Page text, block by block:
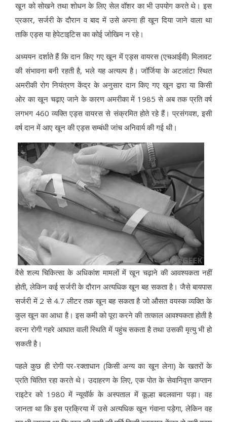
खून को सोखने तथा शोधन के लिए सेल वॉशर का भी उपयोग करते थे। इस
प्रकार, सर्जरी के दौरान व बाद में उसे अपना ही खून दिया जाने वाला था
ताकि एड्स या हेपेटाइटिस का कोई जोखिम न रहे।
अध्ययन दर्शाते हैं कि दान किए गए खून में एड्स वायरस (एचआईवी) मिलावट
की संभावना बनी रहती है, भले यह अत्यल्प है। जॉर्जिया के अटलांटा स्थित
अमरीकी रोग नियंत्रण केंद्र के अनुसार दान किए गए खून द्वारा या किसी
ओर का खून चढ़ाए जाने के कारण अमरीका में 1985 से अब तक प्रति वर्ष
लगभग 460 व्यक्ति एड्स वायरस से संक्रमित होते रहे हैं। प्रसंगवश, इसी
वर्ष दान में आए खून की एड्स सम्बंधी जांच अनिवार्य की गई थी।
वैसे शल्य चिकित्सा के अधिकांश मामलों में खून चढ़ाने की आवश्यकता नहीं
होती, लेकिन कई सर्जरी के दौरान अत्यधिक खून बह सकता है। जैसे बायपास
सर्जरी में 2 से 4.7 लीटर तक खून बह सकता है जो औसत वयस्क व्यक्ति के
कुल खून का आधा है। इस कमी को पूरा करने की तत्काल आवश्यकता होती है
वरना रोगी गहरे आघात वाली स्थिति में पहुंच सकता है तथा उसकी मृत्यु भी हो
सकती है।
पहले कुछ ही रोगी पर-रक्ताधान (किसी अन्य का खून लेना) के खतरों के
प्रति चिंतित रहा करते थे। उदाहरण के लिए, एक पोत के सेवानिवृत्त कप्तान
राइटेर को 1980 में न्यूयॉर्क के अस्पताल में कूल्हा बदलवाना पड़ा। वह
जानता था कि इस प्रक्रिया में उसे अत्यधिक खून गंवाना पड़ेगा, लेकिन वह